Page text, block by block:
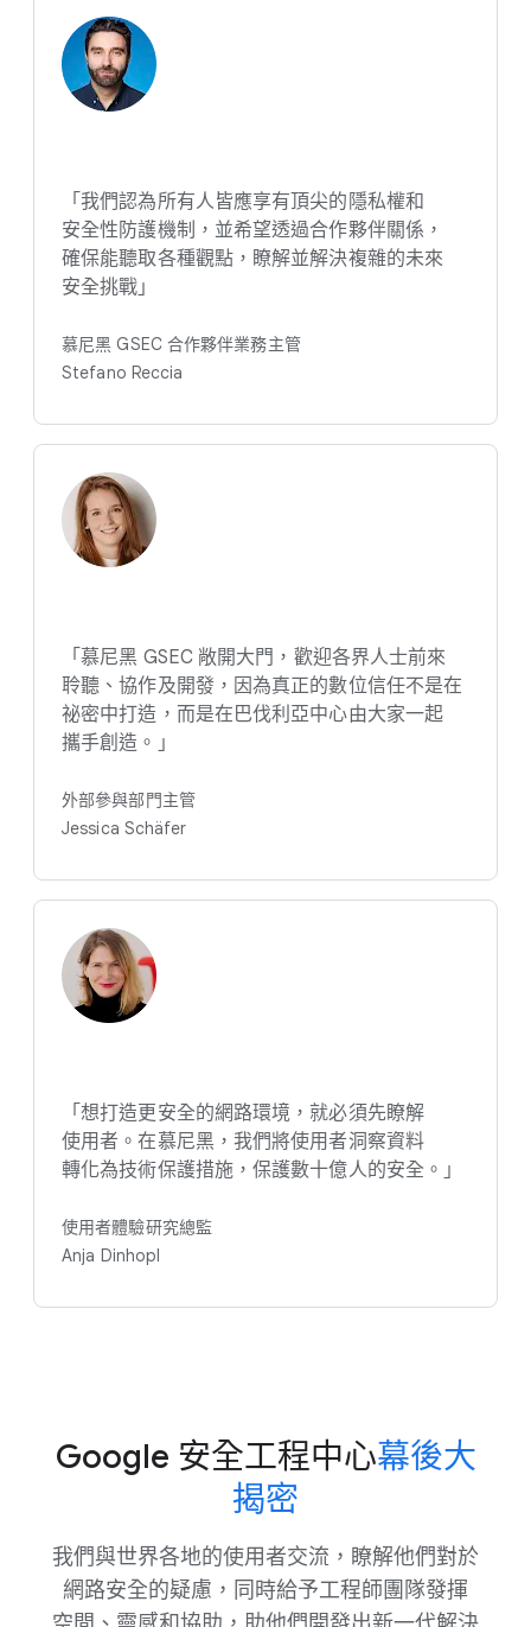
「我們​認為​所有​人皆​應​享​有​頂尖​的​隱私權​和​
安全性​防護​機制，​並​希望​透過​合作​夥伴​關係，​
確保​能​聽取​各​種​觀點，​瞭解​並​解決​複雜​的​未來​
安全​挑戰」
慕尼黑 GSEC 合作夥伴​業務​主管
Stefano Reccia
「慕尼​黑 GSEC 敞​開​大門，​歡迎​各界​人士​前來​
聆聽、​協作​及​開發，​因為​真正​的​數位​信任​不​是​在​
祕密​中​打造，​而​是​在​巴伐利亞​中心​由​大家​一起​
攜手​創造。​」
外部​參與​部門​主管
Jessica Schäfer
「想​打造​更​安全​的​網路​環境，​就​必須​先​瞭解​
使用者。​在​慕尼黑，​我們​將​使用​者​洞察​資料​
轉化為​技術​保護​措施，​保護​數​十億人​的​安全。​」
使用​者​體驗​研究​總監
Anja Dinhopl
Google 安全​工程​中心​幕後​大​
揭密
我們​與​世界​各​地​的​使用​者​交流，​瞭解​他們​對於​
網路​安全​的​疑慮，​同時​給​予​工程師團隊​發揮​